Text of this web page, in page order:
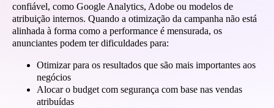
confiável, como Google Analytics, Adobe ou modelos de
atribuição internos. Quando a otimização da campanha não está
alinhada à forma como a performance é mensurada, os
anunciantes podem ter dificuldades para:
Otimizar para os resultados que são mais importantes aos
negócios
Alocar o budget com segurança com base nas vendas
atribuídas